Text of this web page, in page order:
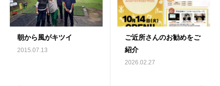
朝から風がキツイ
2015.07.13
ご近所さんのお勧めをご
紹介
2026.02.27